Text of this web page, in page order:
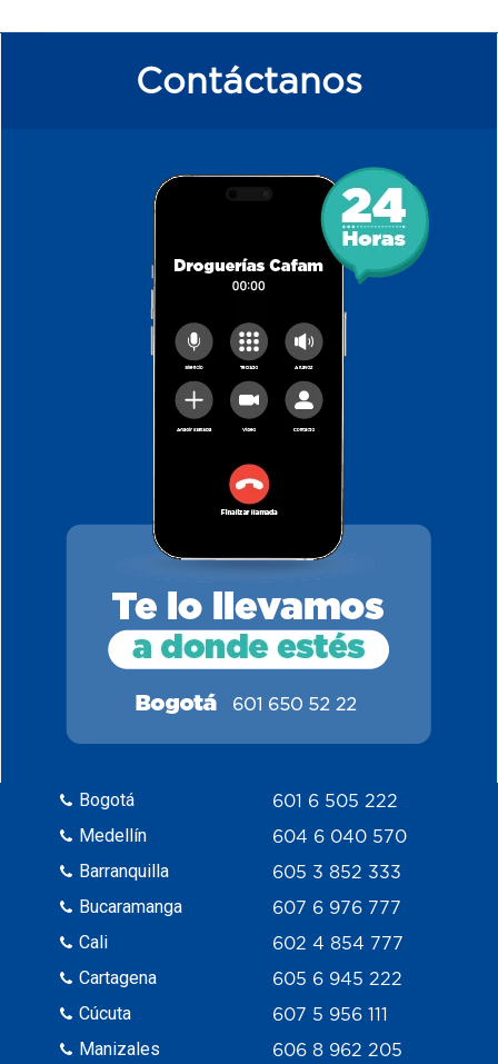
Contáctanos
Bogotá
Medellín
Barranquilla
Bucaramanga
Cali
Cartagena
Cúcuta
Manizales
601 6 505 222
604 6 040 570
605 3 852 333
607 6 976 777
602 4 854 777
605 6 945 222
607 5 956 111
606 8 962 205